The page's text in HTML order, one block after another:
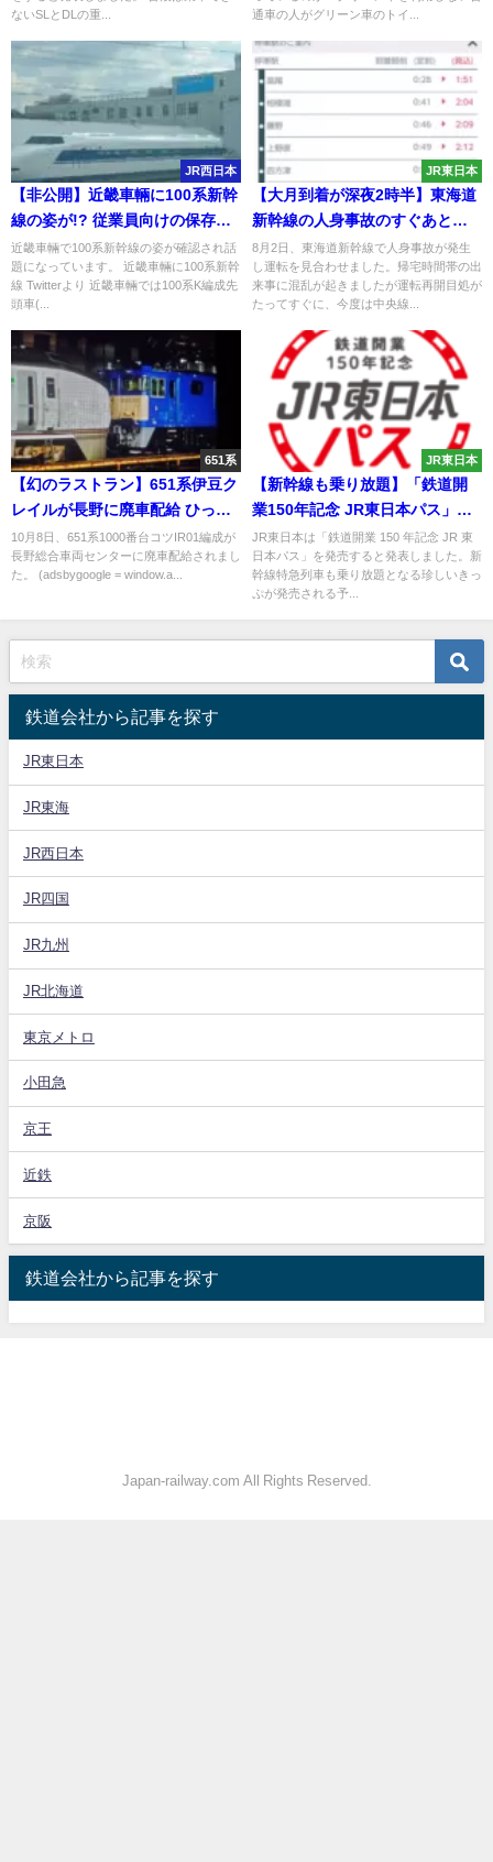
ないSLとDLの重...
通車の人がグリーン車のトイ...
JR西日本
【非公開】近畿車輛に100系新幹
線の姿が!? 従業員向けの保存展
示か
近畿車輛で100系新幹線の姿が確認され話
題になっています。 近畿車輛に100系新幹
線 Twitterより 近畿車輛では100系K編成先
頭車(...
JR東日本
【大月到着が深夜2時半】東海道
新幹線の人身事故のすぐあとに
中央線でも発生 踏切での異音確
認で発覚 最大95分遅れに
8月2日、東海道新幹線で人身事故が発生
し運転を見合わせました。帰宅時間帯の出
来事に混乱が起きましたが運転再開目処が
たってすぐに、今度は中央線...
651系
【幻のラストラン】651系伊豆ク
レイルが長野に廃車配給 ひっそ
りと生涯を終える
10月8日、651系1000番台コツIR01編成が
長野総合車両センターに廃車配給されまし
た。 (adsbygoogle = window.a...
JR東日本
【新幹線も乗り放題】「鉄道開
業150年記念 JR東日本パス」を
発売 週末パスとの違いは？
JR東日本は「鉄道開業 150 年記念 JR 東
日本パス」を発売すると発表しました。新
幹線特急列車も乗り放題となる珍しいきっ
ぷが発売される予...
鉄道会社から記事を探す
JR東日本
JR東海
JR西日本
JR四国
JR九州
JR北海道
東京メトロ
小田急
京王
近鉄
京阪
鉄道会社から記事を探す
Japan-railway.com All Rights Reserved.